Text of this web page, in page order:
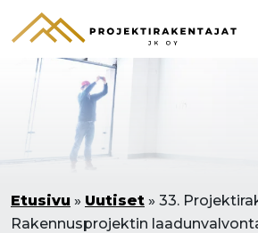
Etusivu » Uutiset » 33.
Rakennusprojektin